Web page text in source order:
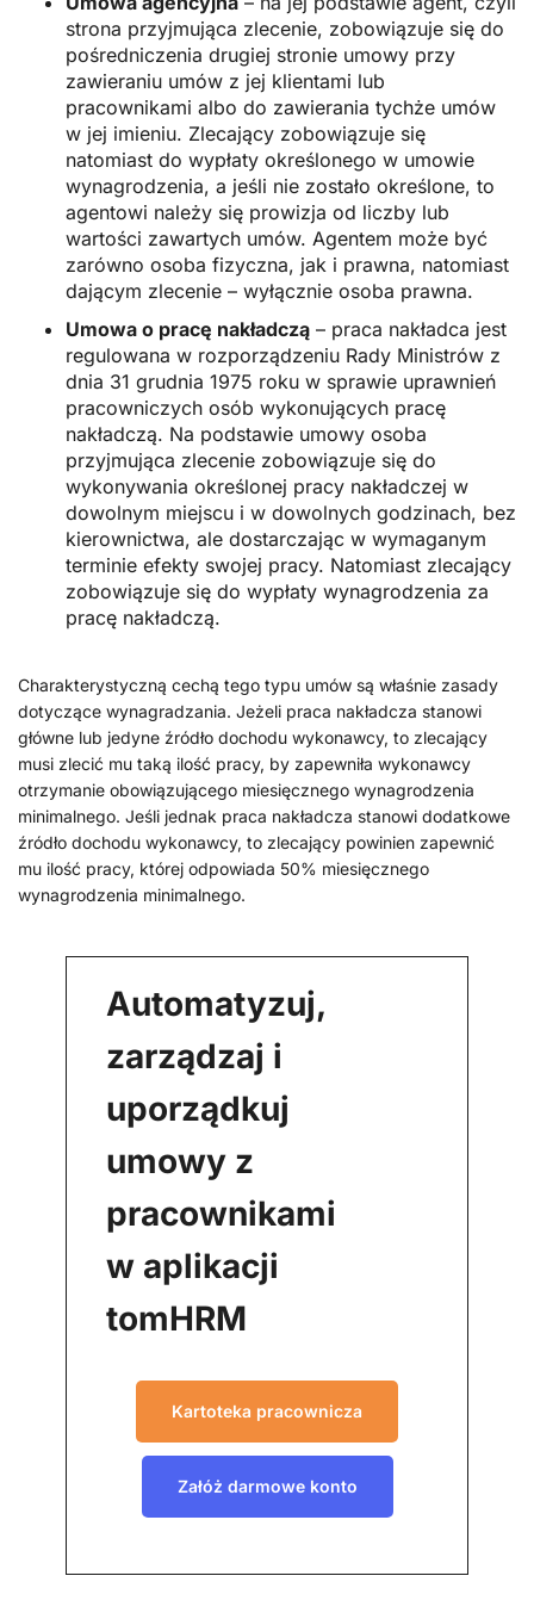
strona przyjmująca zlecenie, zobowiązuje się do
pośredniczenia drugiej stronie umowy przy
zawieraniu umów z jej klientami lub
pracownikami albo do zawierania tychże umów
w jej imieniu. Zlecający zobowiązuje się
natomiast do wypłaty określonego w umowie
wynagrodzenia, a jeśli nie zostało określone, to
agentowi należy się prowizja od liczby lub
wartości zawartych umów. Agentem może być
zarówno osoba fizyczna, jak i prawna, natomiast
dającym zlecenie – wyłącznie osoba prawna.
Umowa o pracę nakładczą – praca nakładca jest
regulowana w rozporządzeniu Rady Ministrów z
dnia 31 grudnia 1975 roku w sprawie uprawnień
pracowniczych osób wykonujących pracę
nakładczą. Na podstawie umowy osoba
przyjmująca zlecenie zobowiązuje się do
wykonywania określonej pracy nakładczej w
dowolnym miejscu i w dowolnych godzinach, bez
kierownictwa, ale dostarczając w wymaganym
terminie efekty swojej pracy. Natomiast zlecający
zobowiązuje się do wypłaty wynagrodzenia za
pracę nakładczą.
Charakterystyczną cechą tego typu umów są właśnie zasady
dotyczące wynagradzania. Jeżeli praca nakładcza stanowi
główne lub jedyne źródło dochodu wykonawcy, to zlecający
musi zlecić mu taką ilość pracy, by zapewniła wykonawcy
otrzymanie obowiązującego miesięcznego wynagrodzenia
minimalnego. Jeśli jednak praca nakładcza stanowi dodatkowe
źródło dochodu wykonawcy, to zlecający powinien zapewnić
mu ilość pracy, której odpowiada 50% miesięcznego
wynagrodzenia minimalnego.
Automatyzuj,
zarządzaj i
uporządkuj
umowy z
pracownikami
w aplikacji
tomHRM
Kartoteka pracownicza
Załóż darmowe konto